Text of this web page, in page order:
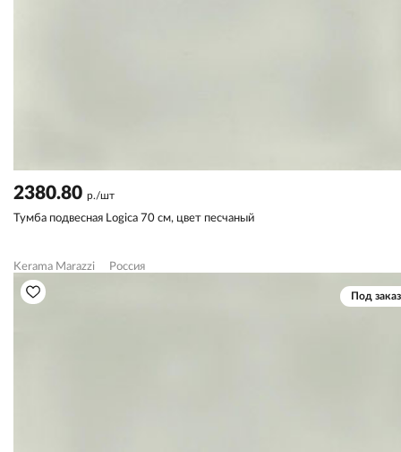
2380.80 р./шт
Тумба подвесная Logica 70 см, цвет песчаный
Kerama Marazzi Россия
Под заказ